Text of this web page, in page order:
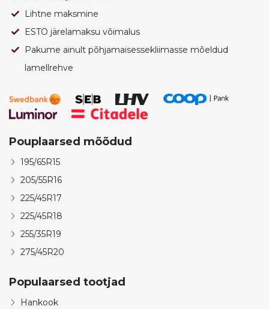
Lihtne maksmine
ESTO järelamaksu võimalus
Pakume ainult põhjamaisessekliimasse mõeldud
lamellrehve
Pouplaarsed mõõdud
195/65R15
205/55R16
225/45R17
225/45R18
255/35R19
275/45R20
Populaarsed tootjad
Hankook